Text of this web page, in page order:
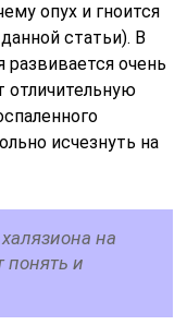
опух и гноится
статьи). В
очень
отличительную
исчезнуть на
на
понять и